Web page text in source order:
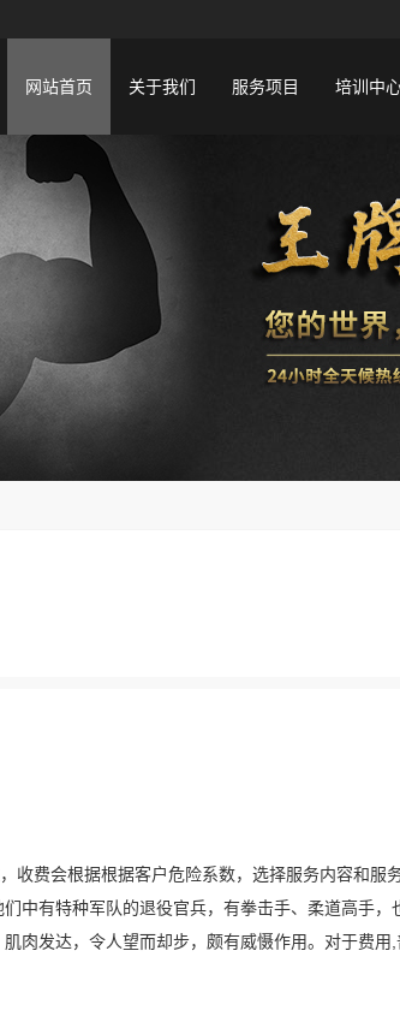
网站首页 关于我们 服务项目 培训中
收费会根据根据客户危险系数，选择服务内容和服
中有特种军队的退役官兵，有拳击手、柔道高手，
发达，令人望而却步，颇有威慑作用。对于费用,